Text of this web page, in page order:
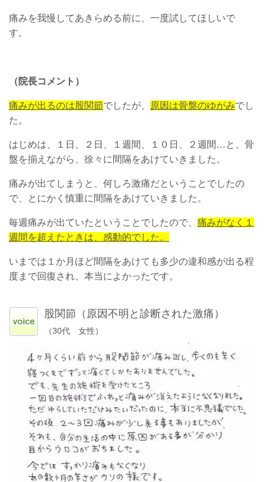
痛みを我慢してあきらめる前に、一度試してほしいで
す。
（院長コメント）
痛みが出るのは股関節でしたが、 原因は骨盤のゆがみでし
た。
はじめは、１日、２日、１週間、１０日、２週間…と、骨
盤を揃えながら、徐々に間隔をあけていきました。
痛みが出てしまうと、何しろ激痛だということでしたの
で、とにかく慎重に間隔をあけていきました。
毎週痛みが出ていたということでしたので、 痛みがなく１
週間を超えたときは、感動的でした。
いまでは１か月ほど間隔をあけても多少の違和感が出る程
度まで回復され、本当によかったです。
股関節（原因不明と診断された激痛）
（30代 女性）